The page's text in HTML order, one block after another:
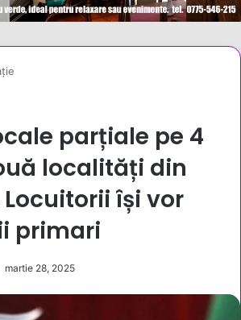
parțiale pe 4
localități din
își vor
primari
martie 28, 2025